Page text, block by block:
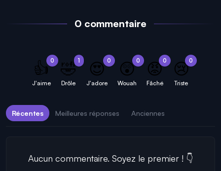
0 commentaire
0
👍
J'aime
1
🤣
Drôle
0
😍
J'adore
0
😲
Wouah
0
😡
Fâché
0
😢
Triste
Récentes Meilleures réponses Anciennes
Aucun commentaire. Soyez le premier ! 👇